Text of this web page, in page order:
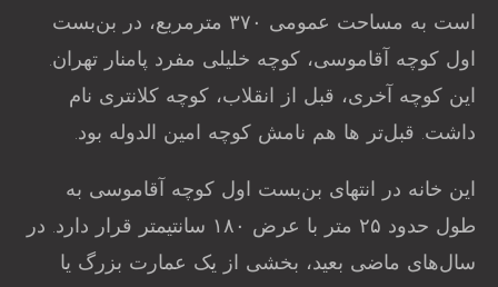
است به مساحت عمومی ۳۷۰ مترمربع، در بن‌بست
اول کوچه آقاموسی، کوچه خلیلی مفرد پامنار تهران.
این کوچه آخری، قبل از انقلاب، کوچه کلانتری نام
داشت. قبل‌تر ها هم نامش کوچه امین الدوله بود.
این خانه در انتهای بن‌بست اول کوچه آقاموسی به
طول حدود ۲۵ متر با عرض ۱۸۰ سانتیمتر قرار دارد. در
سال‌های ماضی بعید، بخشی از یک عمارت بزرگ یا